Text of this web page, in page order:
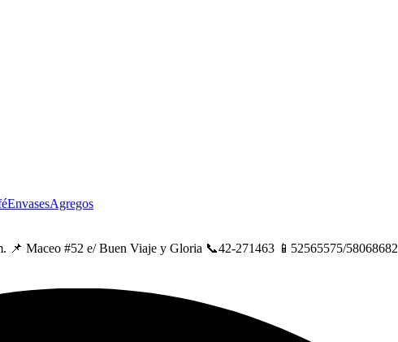
EnvasesAgregos
Maceo #52 e/ Buen Viaje y Gloria 📞42-271463 📱52565575/58068682